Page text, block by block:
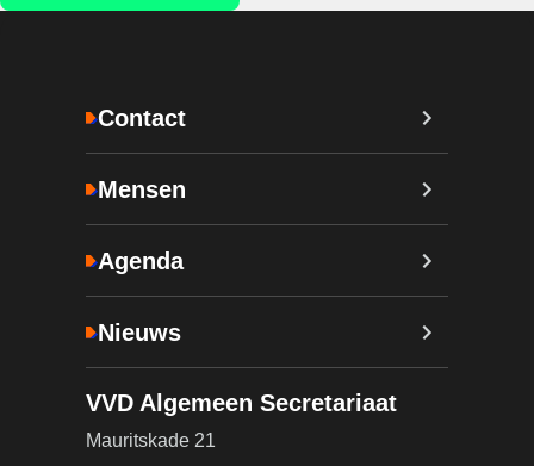
Contact
Mensen
Agenda
Nieuws
VVD Algemeen Secretariaat
Mauritskade 21